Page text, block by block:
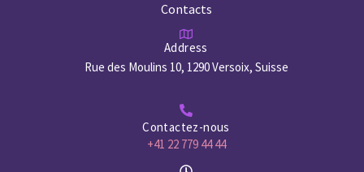
Contacts
Address
Rue des Moulins 10, 1290 Versoix, Suisse
Contactez-nous
+41 22 779 44 44